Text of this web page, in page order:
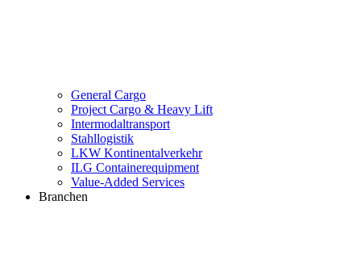
General Cargo
Project Cargo & Heavy Lift
Intermodaltransport
Stahllogistik
LKW Kontinentalverkehr
ILG Containerequipment
Value-Added Services
Branchen